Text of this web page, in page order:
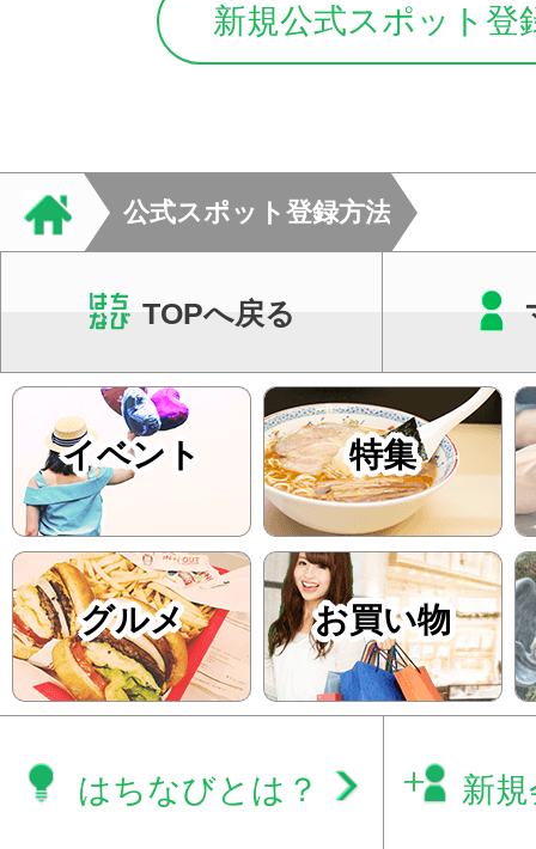
新規公式スポット登
公式スポット登録方法
TOPへ戻る
イベント 特集
グルメ お買い物
はちなびとは？ 新